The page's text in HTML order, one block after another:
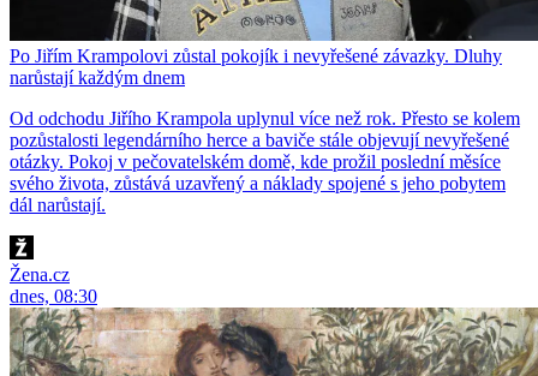
Po Jiřím Krampolovi zůstal pokojík i nevyřešené závazky. Dluhy
narůstají každým dnem
Od odchodu Jiřího Krampola uplynul více než rok. Přesto se kolem
pozůstalosti legendárního herce a baviče stále objevují nevyřešené
otázky. Pokoj v pečovatelském domě, kde prožil poslední měsíce
svého života, zůstává uzavřený a náklady spojené s jeho pobytem
dál narůstají.
Žena.cz
dnes, 08:30